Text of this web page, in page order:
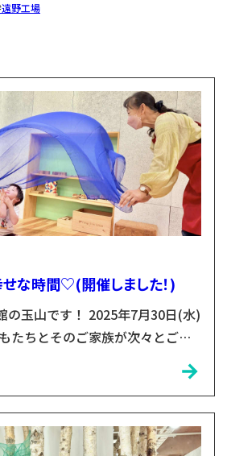
遠野工場
な時間♡(開催しました！)
の玉山です！ 2025年7月30日(水)
たちとそのご家族が次々とご来
り、笑顔と楽しむ声が広がりま
が楽しむ場所、わくわくする場
ルな景色でした。 いわてこども
、おもちゃ学芸員さん、東京おも